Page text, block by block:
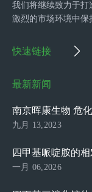
我们将继续致力于打
激烈的市场环境中保
快速链接
最新新闻
南京晖康生物 危
九月 13,2023
四甲基哌啶胺的
一月 06,2026